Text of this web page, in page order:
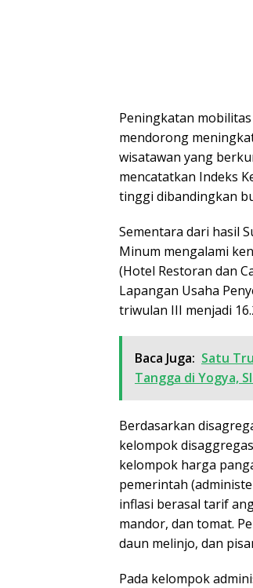
Peningkatan
mendorong
wisatawan yang
mencatatkan Indeks
tinggi dibandingkan
Sementara dari hasil
Minum mengalami
(Hotel Restoran dan
Lapangan Usaha
triwulan III menjadi
Baca Juga: Satu
Tangga di Yogya,
Berdasarkan
kelompok
kelompok harga
pemerintah
inflasi berasal tarif
mandor, dan tomat.
daun melinjo, dan
Pada kelompok